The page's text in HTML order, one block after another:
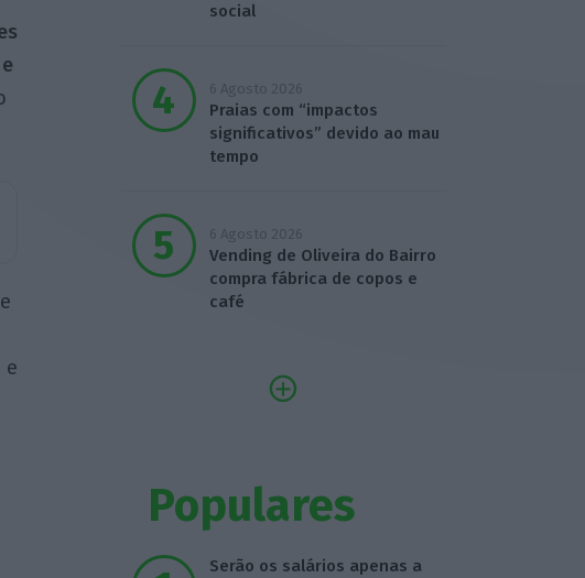
e
social
6 Agosto 2026
Praias com “impactos
significativos” devido ao mau
tempo
6 Agosto 2026
Vending de Oliveira do Bairro
compra fábrica de copos e
café
Populares
Serão os salários apenas a